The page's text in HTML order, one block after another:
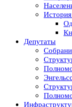
Депутаты